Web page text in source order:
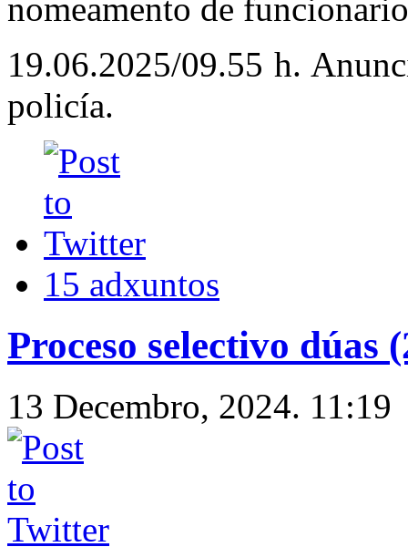
nomeamento de
19.06.2025/09.55 h.
policía.
15 adxuntos
Proceso selectivo dúas
13 Decembro, 2024. 11:19